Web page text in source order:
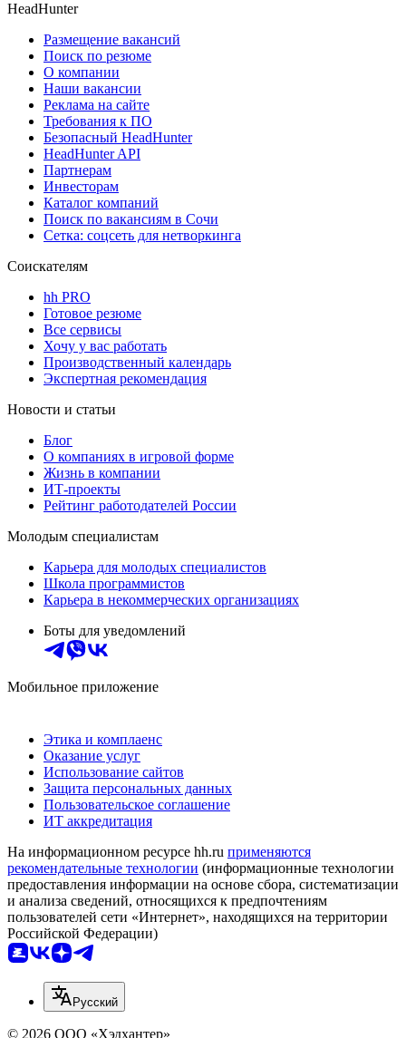
HeadHunter
Размещение вакансий
Поиск по резюме
О компании
Наши вакансии
Реклама на сайте
Требования к ПО
Безопасный HeadHunter
HeadHunter API
Партнерам
Инвесторам
Каталог компаний
Поиск по вакансиям в Сочи
Сетка: соцсеть для нетворкинга
Соискателям
hh PRO
Готовое резюме
Все сервисы
Хочу у вас работать
Производственный календарь
Экспертная рекомендация
Новости и статьи
Блог
О компаниях в игровой форме
Жизнь в компании
ИТ-проекты
Рейтинг работодателей России
Молодым специалистам
Карьера для молодых специалистов
Школа программистов
Карьера в некоммерческих организациях
Боты для уведомлений
Мобильное приложение
Этика и комплаенс
Оказание услуг
Использование сайтов
Защита персональных данных
Пользовательское соглашение
ИТ аккредитация
На информационном ресурсе hh.ru применяются
рекомендательные технологии (информационные технологии
предоставления информации на основе сбора, систематизации
и анализа сведений, относящихся к предпочтениям
пользователей сети «Интернет», находящихся на территории
Российской Федерации)
Русский
© 2026 ООО «Хэдхантер»